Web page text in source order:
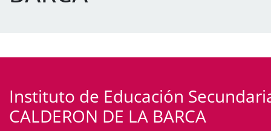
Instituto de Educación
CALDERON DE LA BARCA